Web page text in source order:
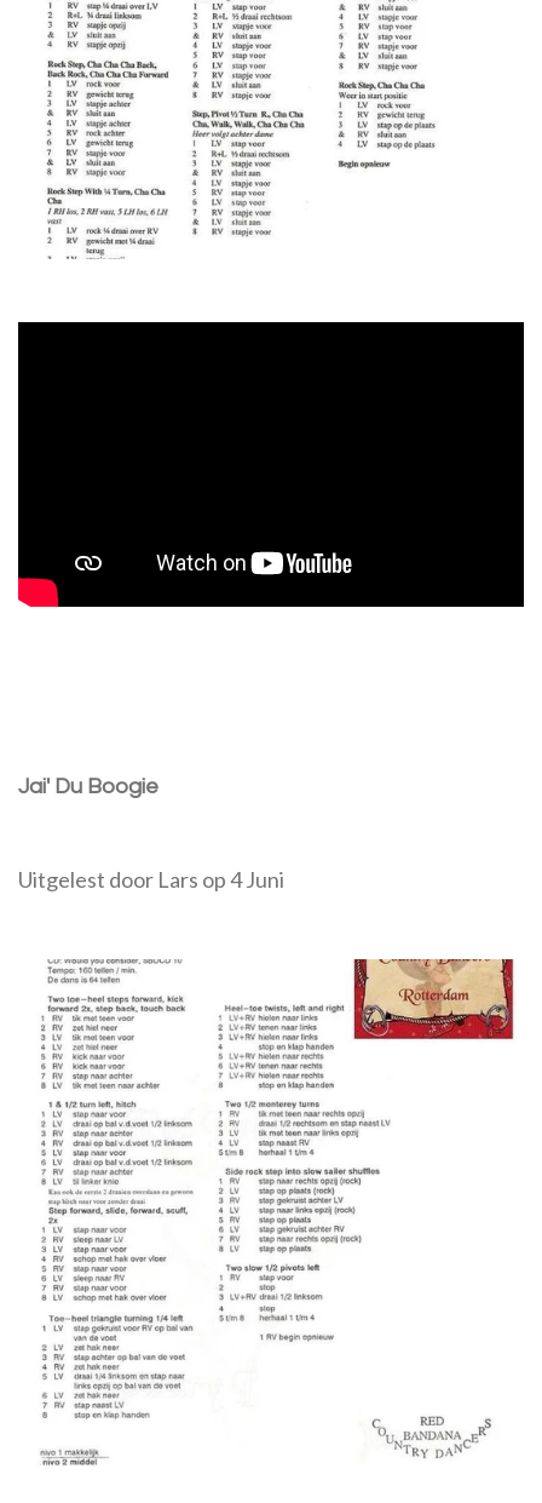
Jai' Du Boogie
Uitgelest door Lars op 4 Juni